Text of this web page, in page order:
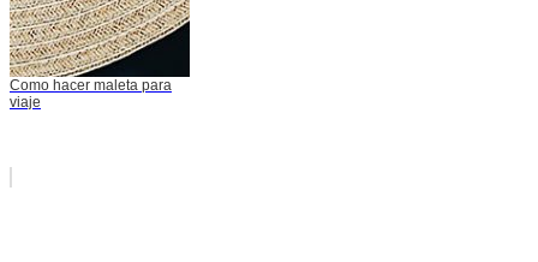
Como hacer maleta para
viaje